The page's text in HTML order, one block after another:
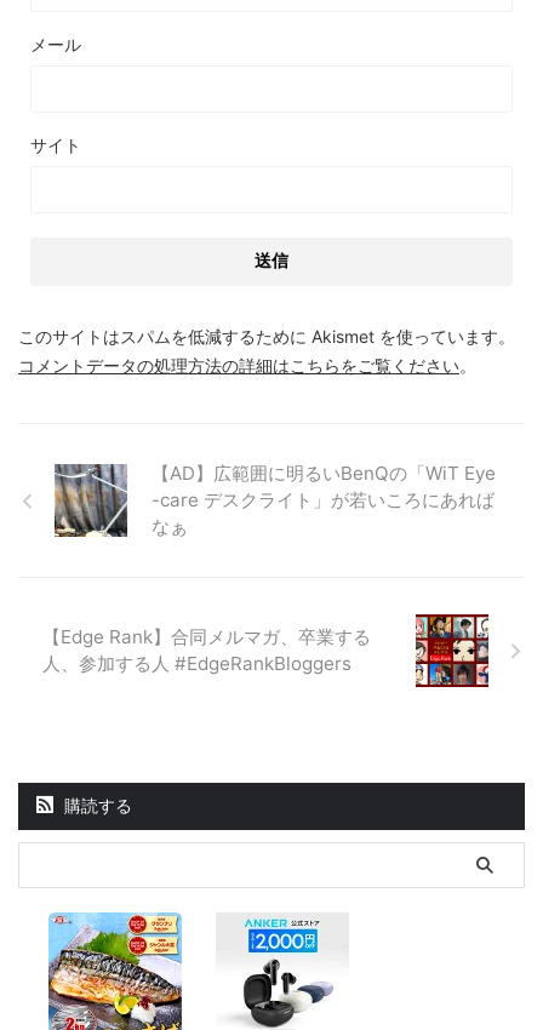
メール
サイト
このサイトはスパムを低減するために Akismet を使っています。
コメントデータの処理方法の詳細はこちらをご覧ください。
【AD】広範囲に明るいBenQの「WiT Eye
-care デスクライト」が若いころにあれば
なぁ
【Edge Rank】合同メルマガ、卒業する
人、参加する人 #EdgeRankBloggers
購読する